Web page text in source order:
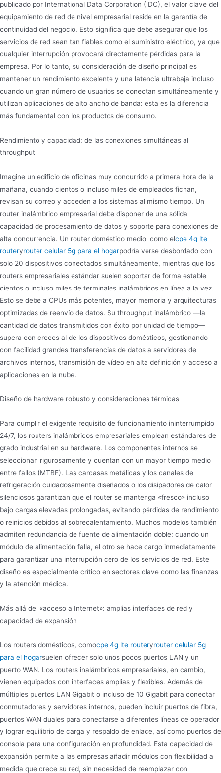
publicado por International Data Corporation (IDC), el valor clave del
equipamiento de red de nivel empresarial reside en la garantía de
continuidad del negocio. Esto significa que debe asegurar que los
servicios de red sean tan fiables como el suministro eléctrico, ya que
cualquier interrupción provocará directamente pérdidas para la
empresa. Por lo tanto, su consideración de diseño principal es
mantener un rendimiento excelente y una latencia ultrabaja incluso
cuando un gran número de usuarios se conectan simultáneamente y
utilizan aplicaciones de alto ancho de banda: esta es la diferencia
más fundamental con los productos de consumo.
Rendimiento y capacidad: de las conexiones simultáneas al
throughput
Imagine un edificio de oficinas muy concurrido a primera hora de la
mañana, cuando cientos o incluso miles de empleados fichan,
revisan su correo y acceden a los sistemas al mismo tiempo. Un
router inalámbrico empresarial debe disponer de una sólida
capacidad de procesamiento de datos y soporte para conexiones de
alta concurrencia. Un router doméstico medio, como elcpe 4g lte
routeryrouter celular 5g para el hogarpodría verse desbordado con
solo 20 dispositivos conectados simultáneamente, mientras que los
routers empresariales estándar suelen soportar de forma estable
cientos o incluso miles de terminales inalámbricos en línea a la vez.
Esto se debe a CPUs más potentes, mayor memoria y arquitecturas
optimizadas de reenvío de datos. Su throughput inalámbrico —la
cantidad de datos transmitidos con éxito por unidad de tiempo—
supera con creces al de los dispositivos domésticos, gestionando
con facilidad grandes transferencias de datos a servidores de
archivos internos, transmisión de vídeo en alta definición y acceso a
aplicaciones en la nube.
Diseño de hardware robusto y consideraciones térmicas
Para cumplir el exigente requisito de funcionamiento ininterrumpido
24/7, los routers inalámbricos empresariales emplean estándares de
grado industrial en su hardware. Los componentes internos se
seleccionan rigurosamente y cuentan con un mayor tiempo medio
entre fallos (MTBF). Las carcasas metálicas y los canales de
refrigeración cuidadosamente diseñados o los disipadores de calor
silenciosos garantizan que el router se mantenga «fresco» incluso
bajo cargas elevadas prolongadas, evitando pérdidas de rendimiento
o reinicios debidos al sobrecalentamiento. Muchos modelos también
admiten redundancia de fuente de alimentación doble: cuando un
módulo de alimentación falla, el otro se hace cargo inmediatamente
para garantizar una interrupción cero de los servicios de red. Este
diseño es especialmente crítico en sectores clave como las finanzas
y la atención médica.
Más allá del «acceso a Internet»: amplias interfaces de red y
capacidad de expansión
Los routers domésticos, comocpe 4g lte routeryrouter celular 5g
para el hogarsuelen ofrecer solo unos pocos puertos LAN y un
puerto WAN. Los routers inalámbricos empresariales, en cambio,
vienen equipados con interfaces amplias y flexibles. Además de
múltiples puertos LAN Gigabit o incluso de 10 Gigabit para conectar
conmutadores y servidores internos, pueden incluir puertos de fibra,
puertos WAN duales para conectarse a diferentes líneas de operador
y lograr equilibrio de carga y respaldo de enlace, así como puertos de
consola para una configuración en profundidad. Esta capacidad de
expansión permite a las empresas añadir módulos con flexibilidad a
medida que crece su red, sin necesidad de reemplazar con